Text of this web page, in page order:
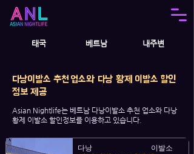
태국 베트남 내주변
다낭이발소 추천 업소와 다낭 황제 이발소 할인
정보 제공
Asian Nightlife는 베트남 다낭이발소 추천 업소와 다낭
황제 이발소 할인정보를 이용하고 있습니다.
이발소
다낭